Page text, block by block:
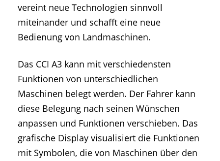
vereint neue Technologien sinnvoll
miteinander und schafft eine neue
Bedienung von Landmaschinen.
Das CCI A3 kann mit verschiedensten
Funktionen von unterschiedlichen
Maschinen belegt werden. Der Fahrer kann
diese Belegung nach seinen Wünschen
anpassen und Funktionen verschieben. Das
grafische Display visualisiert die Funktionen
mit Symbolen, die von Maschinen über den